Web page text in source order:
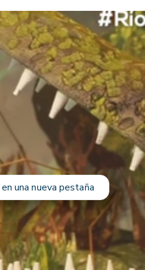
una nueva pestaña